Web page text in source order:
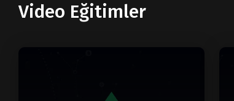
Video Eğitimler